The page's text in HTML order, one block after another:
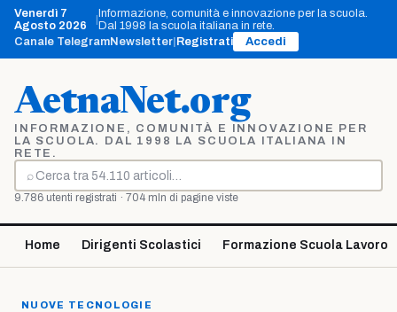
Vai
contenuto
Venerdì 7
Agosto 2026
Informazione, comunità e innovazione per la scuola.
Dal 1998 la scuola italiana in rete.
Canale TelegramNewsletter Registrati Accedi
AetnaNet.org
INFORMAZIONE, COMUNITÀ E INNOVAZIONE PER
LA SCUOLA. DAL 1998 LA SCUOLA ITALIANA IN
RETE.
⌕
Cerca
9.786 utenti registrati · 704 mln di pagine viste
Home Dirigenti Scolastici Formazione Scuola Lavoro
NUOVE TECNOLOGIE